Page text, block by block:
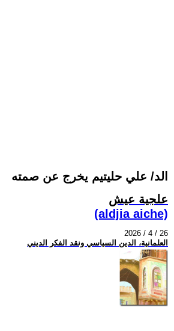
الد/ علي حليتيم يخرج عن صمته
علجية عيش
(aldjia aiche)
2026 / 4 / 26
العلمانية، الدين السياسي ونقد الفكر الديني